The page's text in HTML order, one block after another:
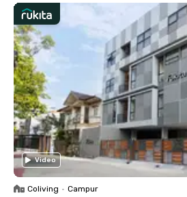
Video
Coliving • Campur